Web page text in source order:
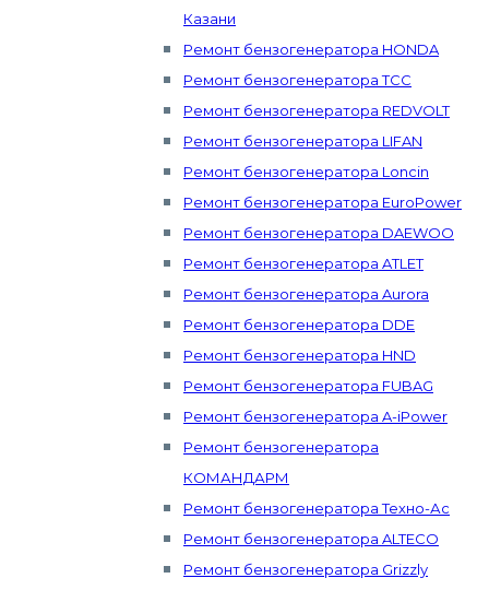
Казани
Ремонт бензогенератора HONDA
Ремонт бензогенератора ТСС
Ремонт бензогенератора REDVOLT
Ремонт бензогенератора LIFAN
Ремонт бензогенератора Loncin
Ремонт бензогенератора EuroPower
Ремонт бензогенератора DAEWOO
Ремонт бензогенератора ATLET
Ремонт бензогенератора Aurora
Ремонт бензогенератора DDE
Ремонт бензогенератора HND
Ремонт бензогенератора FUBAG
Ремонт бензогенератора A-iPower
Ремонт бензогенератора
КОМАНДАРМ
Ремонт бензогенератора Техно-Ас
Ремонт бензогенератора ALTECO
Ремонт бензогенератора Grizzly